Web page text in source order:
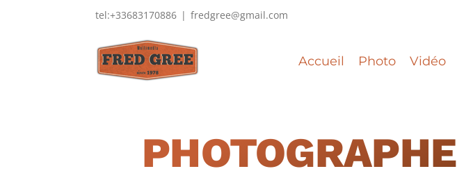
tel:+33683170886 | fredgree@gmail.com
Accueil Photo Vidéo
PHOTOGRAPHE